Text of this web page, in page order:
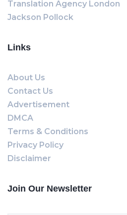
Translation Agency London
Jackson Pollock
Links
About Us
Contact Us
Advertisement
DMCA
Terms & Conditions
Privacy Policy
Disclaimer
Join Our Newsletter